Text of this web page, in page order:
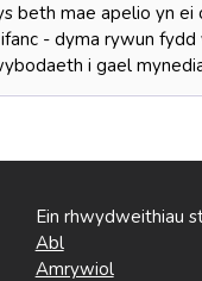
beth mae apelio yn ei
- dyma rywun
i gael
Ein rhwydweithiau
Abl
Amrywiol